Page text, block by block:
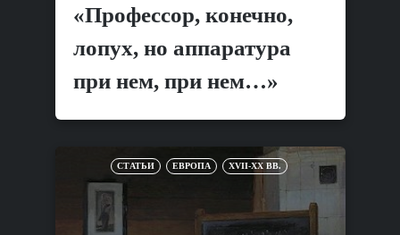
«Профессор, конечно,
лопух, но аппаратура
при нем, при нем…»
СТАТЬИ ЕВРОПА XVII-XX ВВ.